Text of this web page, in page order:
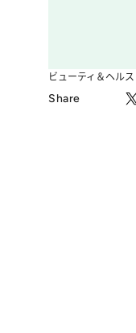
ビューティ＆ヘルス
Share